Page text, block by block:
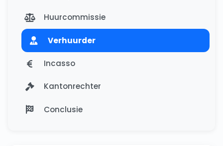
Huurcommissie
Verhuurder
Incasso
Kantonrechter
Conclusie